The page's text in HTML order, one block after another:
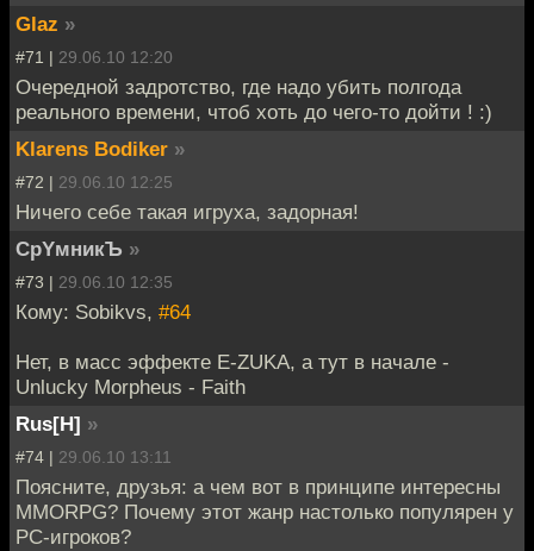
Glaz »
#71 | 29.06.10 12:20
Очередной задротство, где надо убить полгода
реального времени, чтоб хоть до чего-то дойти ! :)
Klarens Bodiker »
#72 | 29.06.10 12:25
Ничего себе такая игруха, задорная!
CpYмникЪ »
#73 | 29.06.10 12:35
Кому: Sobikvs, #64
Нет, в масс эффекте E-ZUKA, а тут в начале -
Unlucky Morpheus - Faith
Rus[H] »
#74 | 29.06.10 13:11
Поясните, друзья: а чем вот в принципе интересны
MMORPG? Почему этот жанр настолько популярен у
PC-игроков?